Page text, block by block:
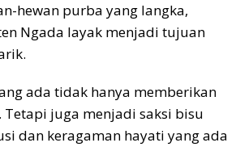
hewan purba yang langka,
Ngada layak menjadi tujuan
ada tidak hanya memberikan
Tetapi juga menjadi saksi bisu
dan keragaman hayati yang ada